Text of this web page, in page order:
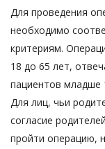
Для проведения
необходимо
критериям.
18 до 65 лет,
пациентов младше
Для лиц, чьи
согласие
пройти операцию,